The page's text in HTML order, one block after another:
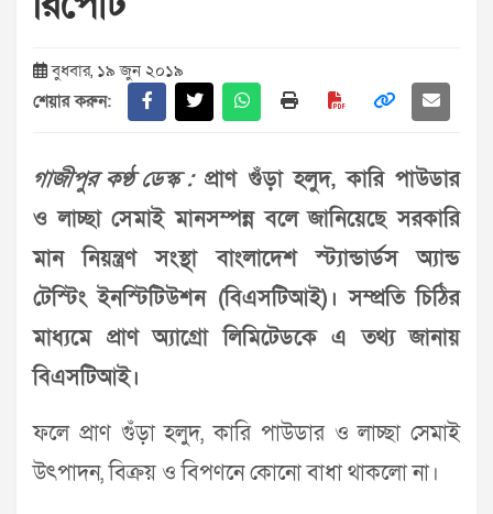
বুধবার, ১৯ জুন ২০১৯
শেয়ার করুন:
গাজীপুর কণ্ঠ ডেস্ক :প্রাণ গুঁড়া হলুদ, কারি পাউডার
ও লাচ্ছা সেমাই মানসম্পন্ন বলে জানিয়েছে সরকারি
মান নিয়ন্ত্রণ সংস্থা বাংলাদেশ স্ট্যান্ডার্ডস অ্যান্ড
টেস্টিং ইনস্টিটিউশন (বিএসটিআই)। সম্প্রতি চিঠির
মাধ্যমে প্রাণ অ্যাগ্রো লিমিটেডকে এ তথ্য জানায়
বিএসটিআই।
ফলে প্রাণ গুঁড়া হলুদ, কারি পাউডার ও লাচ্ছা সেমাই
উৎপাদন, বিক্রয় ও বিপণনে কোনো বাধা থাকলো না।